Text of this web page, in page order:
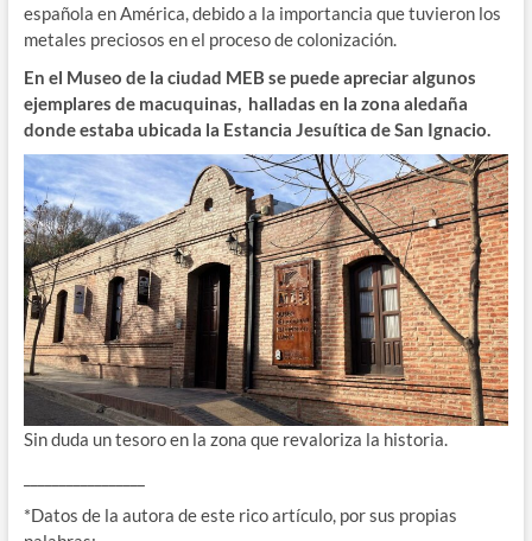
española en América, debido a la importancia que tuvieron los
metales preciosos en el proceso de colonización.
En el Museo de la ciudad MEB se puede apreciar algunos
ejemplares de macuquinas, halladas en la zona aledaña
donde estaba ubicada la Estancia Jesuítica de San Ignacio.
Sin duda un tesoro en la zona que revaloriza la historia.
*Datos de la autora de este rico artículo, por sus propias